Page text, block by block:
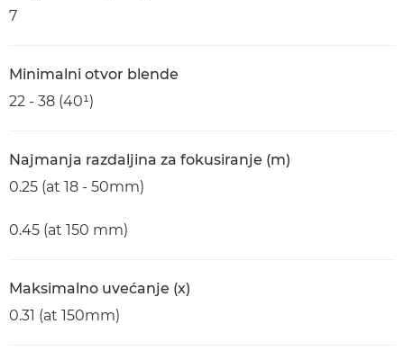
7
Minimalni otvor blende
22 - 38 (40¹)
Najmanja razdaljina za fokusiranje (m)
0.25 (at 18 - 50mm)
0.45 (at 150 mm)
Maksimalno uvećanje (x)
0.31 (at 150mm)